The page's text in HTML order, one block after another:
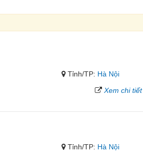
Tỉnh/TP: Hà Nội
Xem chi tiết
Tỉnh/TP: Hà Nội